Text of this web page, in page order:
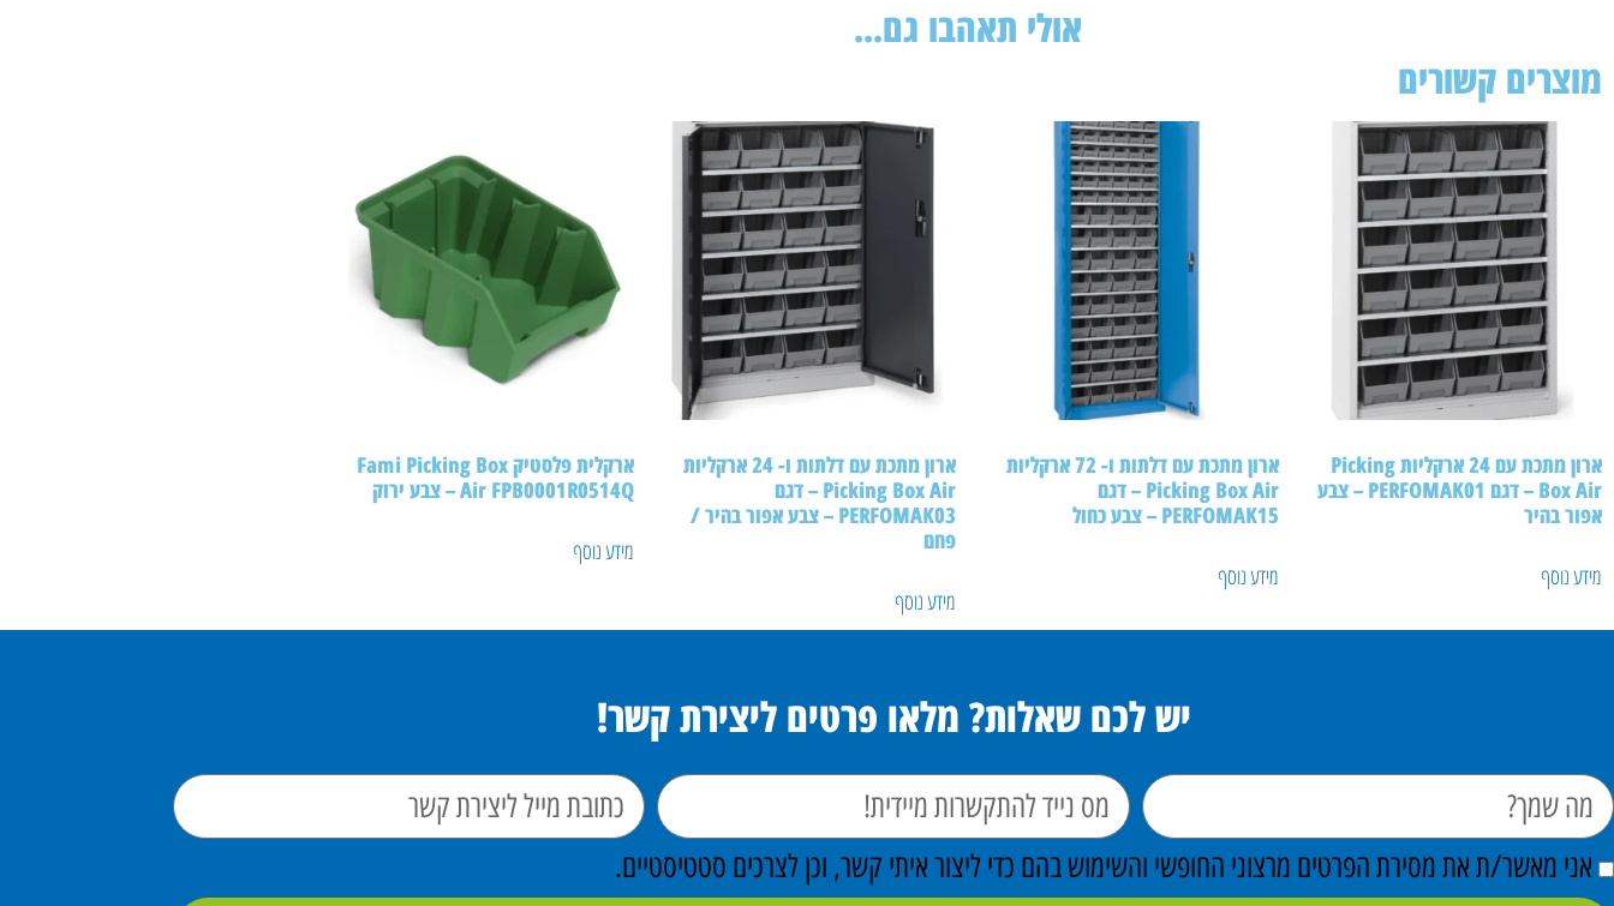
אולי תאהבו גם...
מוצרים קשורים
ארון מתכת עם 24 ארקליות Picking
Box Air – דגם PERFOMAK01 – צבע
אפור בהיר
מידע נוסף
ארון מתכת עם דלתות ו- 72 ארקליות
Picking Box Air – דגם
PERFOMAK15 – צבע כחול
מידע נוסף
ארון מתכת עם דלתות ו- 24 ארקליות
Picking Box Air – דגם
PERFOMAK03 – צבע אפור בהיר /
פחם
מידע נוסף
ארקלית פלסטיק Fami Picking Box
Air FPB0001R0514Q – צבע ירוק
מידע נוסף
יש לכם שאלות? מלאו פרטים ליצירת קשר!
אני מאשר/ת את מסירת הפרטים מרצוני החופשי והשימוש בהם כדי ליצור איתי קשר, וכן לצרכים סטטיסטיים.